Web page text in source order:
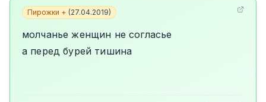
Пирожки + (27.04.2019)
молчанье женщин не согласье
а перед бурей тишина